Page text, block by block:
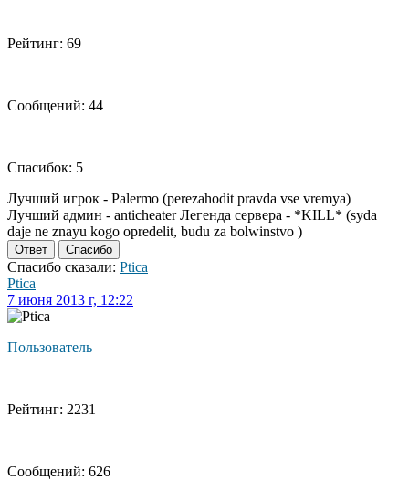
Рейтинг: 69
Сообщений: 44
Спасибок: 5
Лучший игрок - Palermo (perezahodit pravda vse vremya)
Лучший админ - anticheater Легенда сервера - *KILL* (syda
daje ne znayu kogo opredelit, budu za bolwinstvo )
Ответ Спасибо
Спасибо сказали: Ptica
Ptica
7 июня 2013 г, 12:22
Пользователь
Рейтинг: 2231
Сообщений: 626